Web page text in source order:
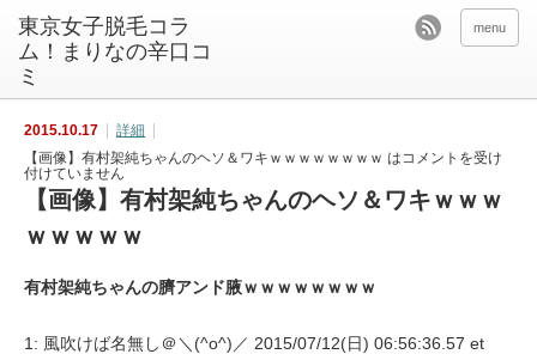
東京女子脱毛コラ
ム！まりなの辛口コ
ミ
menu
2015.10.17
詳細
【画像】有村架純ちゃんのヘソ＆ワキｗｗｗｗｗｗｗｗ はコメントを受け
付けていません
【画像】有村架純ちゃんのヘソ＆ワキｗｗｗ
ｗｗｗｗｗ
有村架純ちゃんの臍アンド腋ｗｗｗｗｗｗｗｗ
1: 風吹けば名無し＠＼(^o^)／ 2015/07/12(日) 06:56:36.57 et